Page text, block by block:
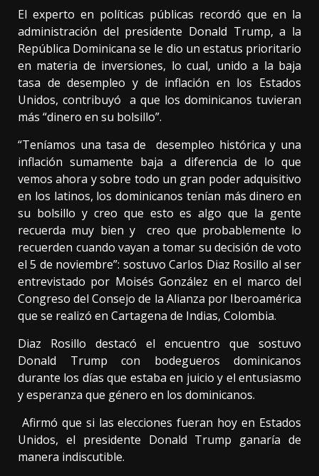
El experto en políticas públicas recordó que en la
administración del presidente Donald Trump, a la
República Dominicana se le dio un estatus prioritario
en materia de inversiones, lo cual, unido a la baja
tasa de desempleo y de inflación en los Estados
Unidos, contribuyó a que los dominicanos tuvieran
más “dinero en su bolsillo”.
“Teníamos una tasa de desempleo histórica y una
inflación sumamente baja a diferencia de lo que
vemos ahora y sobre todo un gran poder adquisitivo
en los latinos, los dominicanos tenían más dinero en
su bolsillo y creo que esto es algo que la gente
recuerda muy bien y creo que probablemente lo
recuerden cuando vayan a tomar su decisión de voto
el 5 de noviembre”: sostuvo Carlos Diaz Rosillo al ser
entrevistado por Moisés González en el marco del
Congreso del Consejo de la Alianza por Iberoamérica
que se realizó en Cartagena de Indias, Colombia.
Diaz Rosillo destacó el encuentro que sostuvo
Donald Trump con bodegueros dominicanos
durante los días que estaba en juicio y el entusiasmo
y esperanza que género en los dominicanos.
Afirmó que si las elecciones fueran hoy en Estados
Unidos, el presidente Donald Trump ganaría de
manera indiscutible.